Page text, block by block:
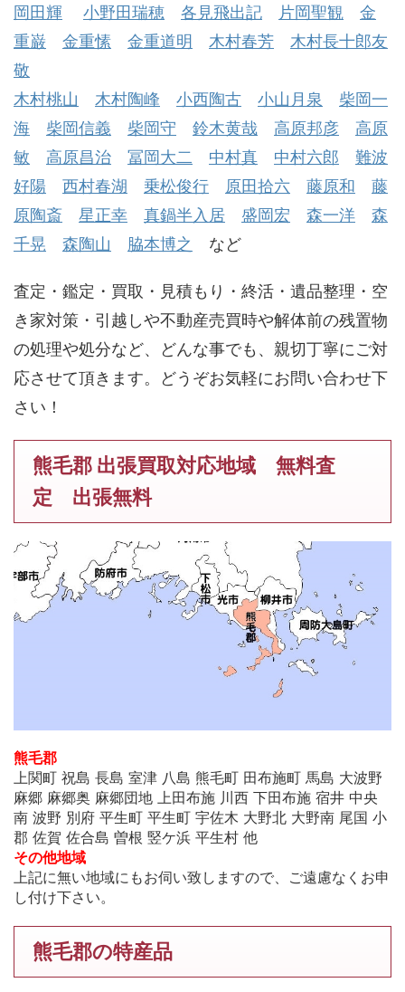
岡田輝
小野田瑞穂 各見飛出記 片岡聖観
金
重巌
金重愫 金重道明 木村春芳
木村長十郎友
敬
木村桃山
木村陶峰 小西陶古 小山月泉
柴岡一
海
柴岡信義 柴岡守 鈴木黄哉 高原邦彦
高原
敏
高原昌治 冨岡大二 中村真 中村六郎
難波
好陽
西村春湖 乗松俊行 原田拾六 藤原和
藤
原陶斎
星正幸 真鍋半入居 盛岡宏 森一洋
森
千晃
森陶山 脇本博之 など
査定・鑑定・買取・見積もり・終活・遺品整理・空
き家対策・引越しや不動産売買時や解体前の残置物
の処理や処分など、どんな事でも、親切丁寧にご対
応させて頂きます。どうぞお気軽にお問い合わせ下
さい！
熊毛郡 出張買取対応地域 無料査
定 出張無料
熊毛郡
上関町 祝島 長島 室津 八島 熊毛町 田布施町 馬島 大波野
麻郷 麻郷奥 麻郷団地 上田布施 川西 下田布施 宿井 中央
南 波野 別府 平生町 平生町 宇佐木 大野北 大野南 尾国 小
郡 佐賀 佐合島 曽根 竪ケ浜 平生村 他
その他地域
上記に無い地域にもお伺い致しますので、ご遠慮なくお申
し付け下さい。
熊毛郡の特産品